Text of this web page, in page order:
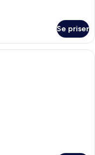
Se priser
med to senge, et